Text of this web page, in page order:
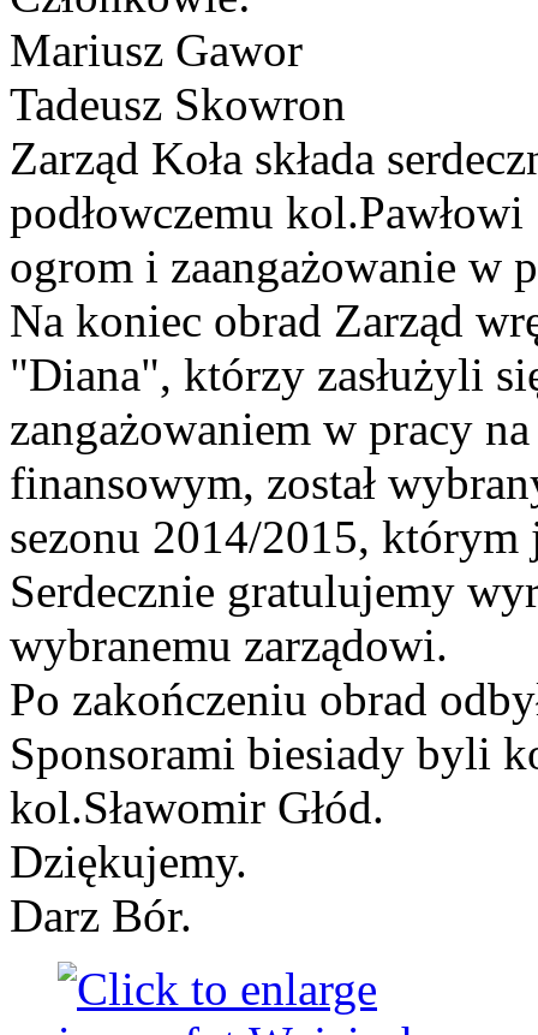
Mariusz Gawor
Tadeusz Skowron
Zarząd Koła składa
podłowczemu
ogrom i zaangażowanie w
Na koniec obrad Zarząd
"Diana", którzy zasłużyli
zangażowaniem w pracy
finansowym, został
sezonu 2014/2015,
Serdecznie gratulujemy
wybranemu zarządowi.
Po zakończeniu obrad
Sponsorami biesiady byli
kol.Sławomir Głód.
Dziękujemy.
Darz Bór.